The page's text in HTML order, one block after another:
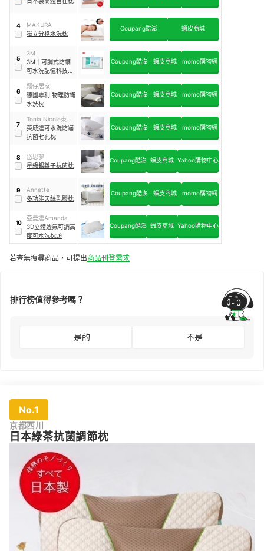
4
MAKURA
獨立分格水洗枕
Coupang酷澎 蝦皮商城
5
3M
3M
可調式防螨
可水洗記憶科技羽
Coupang酷澎 蝦皮商城 momo購物網
6
翔仔居家
德國專利 物理防蟎
水洗枕
Coupang酷澎 蝦皮商城 momo購物網
7
Tonia Nicole東妮
寢飾
英威達可水洗防蹣
抗菌七孔枕
Coupang酷澎 蝦皮商城 momo購物網
8
岱思夢
星級銀離子抗菌枕
Coupang酷澎 蝦皮商城 Yahoo購物中心
9
Annette
多功能天絲乳膠枕
Coupang酷澎 蝦皮商城 momo購物網
10
亞曼達Amanda
3D立體透氣可調高
度可水洗枕頭
Coupang酷澎 蝦皮商城 Yahoo購物中心
若查無搜尋商品，可提出商品刊登需求
排行榜值得參考嗎？
是的 不是
No.1
京都西川
日本綠茶抗菌調節枕